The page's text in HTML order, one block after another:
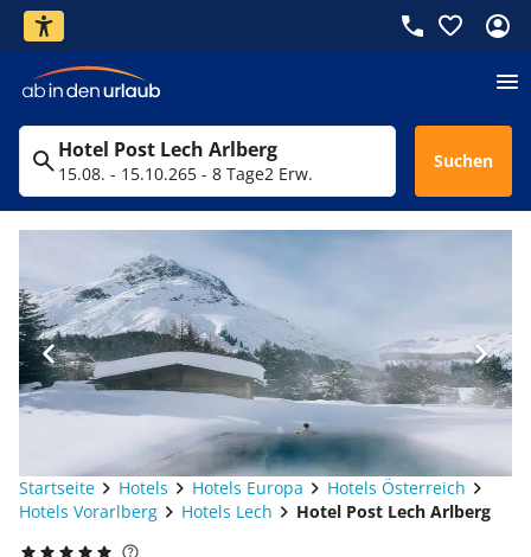
Hotel Post Lech Arlberg
15.08. - 15.10.265 - 8 Tage2 Erw.
Suchen
Startseite Hotels Hotels Europa
Hotels Österreich
Hotels Vorarlberg
Hotels Lech Hotel Post Lech Arlberg